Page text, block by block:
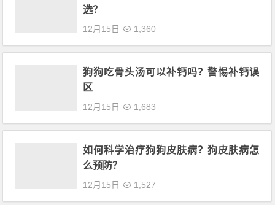
选？
12月15日 1,360
狗狗吃骨头汤可以补钙吗？警惕补钙误
区
12月15日 1,683
如何科学治疗狗狗皮肤病？狗皮肤病怎
么预防？
12月15日 1,527